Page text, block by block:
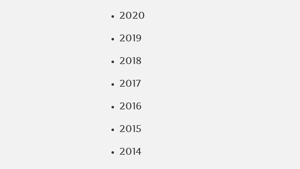
2020
2019
2018
2017
2016
2015
2014